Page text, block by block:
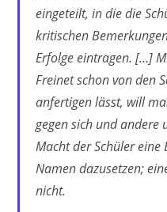
eingeteilt, in die die
kritischen
Erfolge eintragen. […]
Freinet schon von den
anfertigen lässt, will
gegen sich und andere
Macht der Schüler eine
Namen dazusetzen;
nicht.